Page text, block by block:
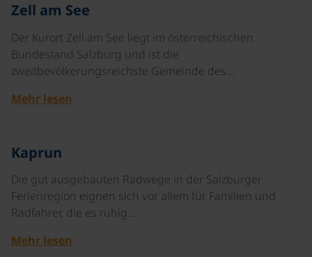
Zell am See
Der Kurort Zell am See liegt im österreichischen
Bundesland Salzburg und ist die
zweitbevölkerungsreichste Gemeinde des…
Mehr lesen
Kaprun
Die gut ausgebauten Radwege in der Salzburger
Ferienregion eignen sich vor allem für Familien und
Radfahrer, die es ruhig…
Mehr lesen